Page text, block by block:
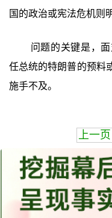
国的政治或宪法危机则
问题的关键是，
任总统的特朗普的预料
施手不及。
上一页